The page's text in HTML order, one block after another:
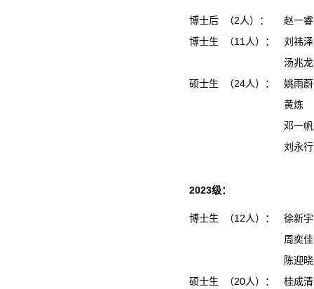
博士后 （2人）：
赵一睿
博士生 （11人）：
刘祎泽
汤兆龙
硕士生 （24人）：
姚雨
黄炼
邓一
刘永
2023级：
博士生 （12人）：
徐新宇
周奕佳
陈迎晓
硕士生 （20人）：
桂成